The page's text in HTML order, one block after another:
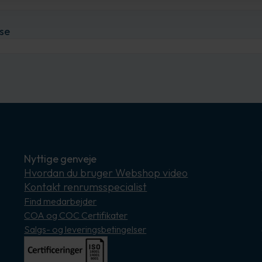
Nyttige genveje
Hvordan du bruger Webshop video
Kontakt renrumsspecialist
Find medarbejder
COA og COC Certifikater
Salgs- og leveringsbetingelser